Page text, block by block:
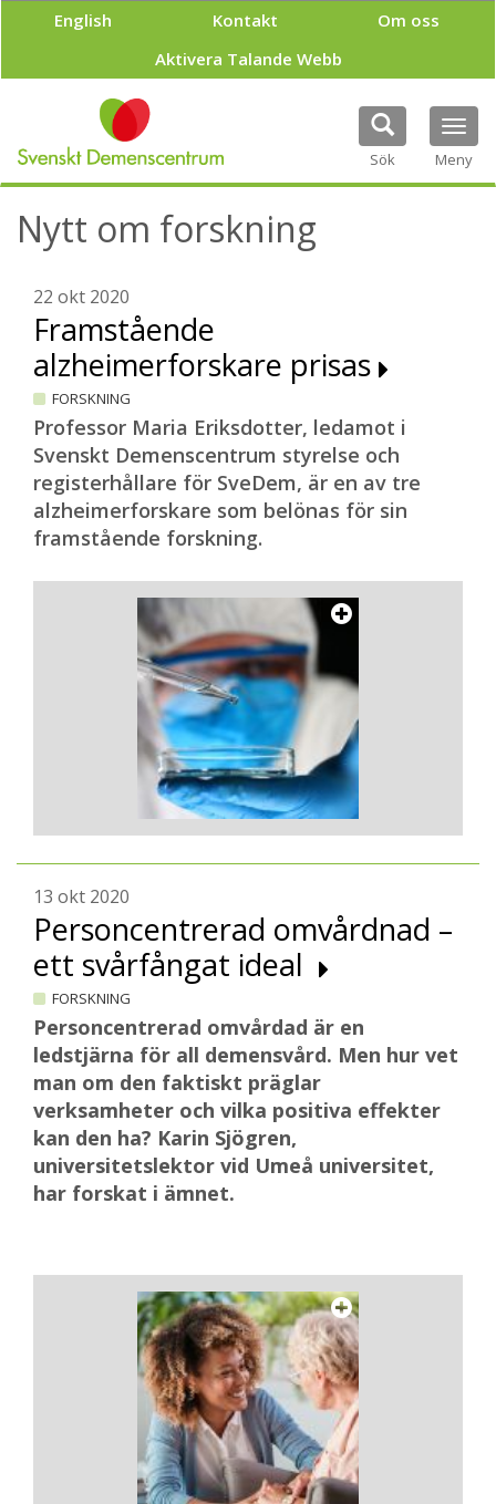
p
l
English Kontakt
Om oss
Aktivera Talande Webb
Sök Meny
Nytt om forskning
22 okt 2020
Framstående
alzheimerforskare prisas
FORSKNING
Professor Maria Eriksdotter, ledamot i
Svenskt Demenscentrum styrelse och
registerhållare för SveDem, är en av tre
alzheimerforskare som belönas för sin
framstående forskning.
13 okt 2020
Personcentrerad omvårdnad –
ett svårfångat ideal
FORSKNING
Personcentrerad omvårdad är en
ledstjärna för all demensvård. Men hur vet
man om den faktiskt präglar
verksamheter och vilka positiva effekter
kan den ha? Karin Sjögren,
universitetslektor vid Umeå universitet,
har forskat i ämnet.